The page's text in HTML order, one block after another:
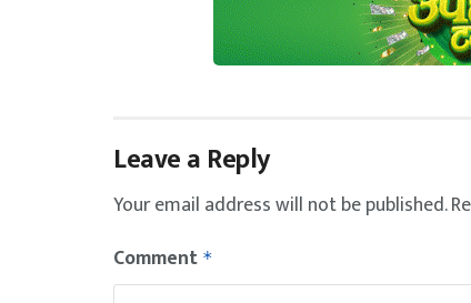
Leave a Reply
Your email address will not be published.
Comment *